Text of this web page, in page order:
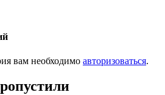
вам необходимо авторизоваться.